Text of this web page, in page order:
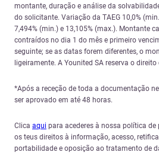
montante, duração e análise da
do solicitante. Variação da TAEG 10,0%
7,494% (min.) e 13,105% (max.). Montante
contraídos no dia 1 do mês e primeiro
seguinte; se as datas forem diferentes, o
ligeiramente. A Younited SA reserva o
*Após a receção de toda a documentação
ser aprovado em até 48 horas.
Clica aqui para acederes à nossa política de
os teus direitos à informação, acesso,
portabilidade e oposição ao tratamento de